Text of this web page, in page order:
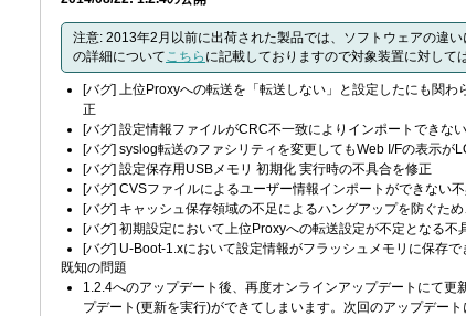
注意: 2013年2月以前に出荷された製品では、ソフトウェアの違
の詳細についてこちら に記載しておりますので対象装置に対して
[バグ] 上位Proxyへの転送を「転送しない」と設定したにも関
正
[バグ] 設定情報ファイルがCRC不一致によりインポートできな
[バグ] syslog転送のファシリティを変更してもWeb I/Fの表示が
[バグ] 設定保存用USBメモリ 初期化 実行時の不具合を修正
[バグ] CVSファイルによるユーザー情報インポートができない
[バグ] キャッシュ保存領域の不足によるハングアップを防ぐた
[バグ] 初期設定において上位Proxyへの転送設定が不定となる不
[バグ] U-Boot-1.xにおいて設定情報がフラッシュメモリに保存
既知の問題
1.2.4へのアップデート後、再度オンラインアップデートにて
プデート(更新を実行)ができてしまいます。次回のアップデー